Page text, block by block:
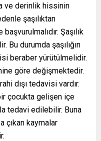
ve derinlik hissinin
şaşılıktan
Şaşılık
durumda şaşılığın
beraber yürütülmelidir.
göre değişmektedir.
dışı tedavisi vardır.
çocukta gelişen içe
tedavi edilebilir. Buna
çıkan kaymalar